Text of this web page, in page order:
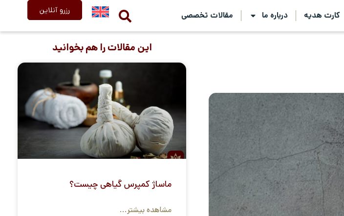
رزرو آنلاین کارت هدیه درباره ما مقالات تخصصی
این مقالات را هم بخوانید
ماساژ کمپرس گیاهی چیست؟
مشاهده بیشتر...